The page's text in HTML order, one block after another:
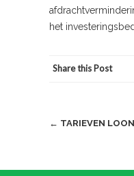
het
Share this Post
Post
← TARIEVEN